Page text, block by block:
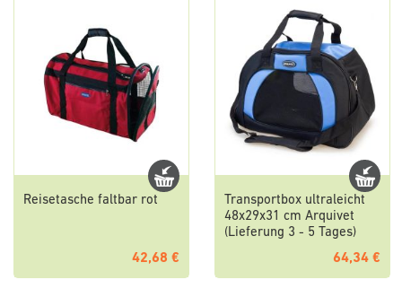
Reisetasche faltbar rot
42,68 €
Transportbox ultraleicht
48x29x31 cm Arquivet
(Lieferung 3 - 5 Tages)
64,34 €